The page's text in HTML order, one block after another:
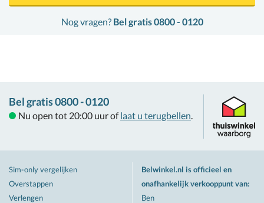
Nog vragen? Bel gratis 0800 - 0120
Bel gratis 0800 - 0120
Nu open tot 20:00 uur of laat u terugbellen.
Sim-only vergelijken
Overstappen
Verlengen
Belwinkel.nl is officieel en
onafhankelijk verkooppunt van:
Ben